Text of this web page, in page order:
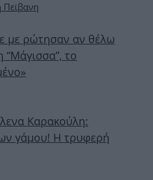
Πεϊβανη
με ρώτησαν αν θέλω
το
Καρακούλη:
γάμου! Η τρυφερή